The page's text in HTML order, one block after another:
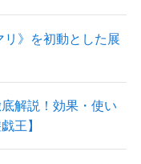
リ》を初動とした展
解説！効果・使い
王】